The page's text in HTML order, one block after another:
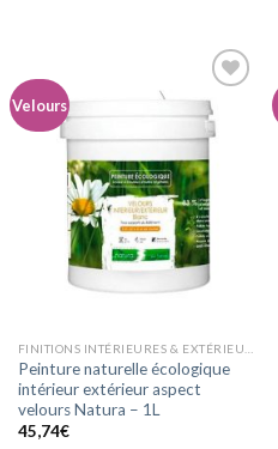
Velours
Ajouter
wishlist
Peinture naturelle écologique
intérieur extérieur aspect
velours Natura – 1L
45,74€